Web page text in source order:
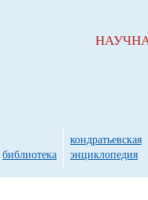
библиотека
кондратьевская
энциклопедия